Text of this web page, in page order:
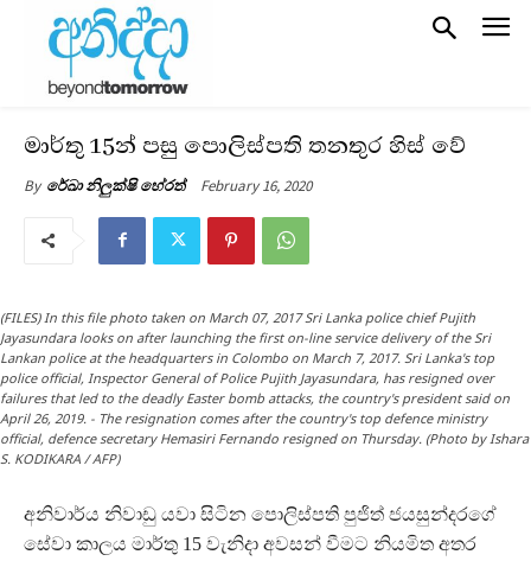
මාර්තු 15න් පසු පොලිස්පති තනතුර හිස් වේ
By රේඛා නිලුක්ෂි හේරත් February 16, 2020
(FILES) In this file photo taken on March 07, 2017 Sri Lanka police chief Pujith
Jayasundara looks on after launching the first on-line service delivery of the Sri
Lankan police at the headquarters in Colombo on March 7, 2017. Sri Lanka's top
police official, Inspector General of Police Pujith Jayasundara, has resigned over
failures that led to the deadly Easter bomb attacks, the country's president said on
April 26, 2019. - The resignation comes after the country's top defence ministry
official, defence secretary Hemasiri Fernando resigned on Thursday. (Photo by Ishara
S. KODIKARA / AFP)
අනිවාර්ය නිවාඩු යවා සිටින පොලිස්පති පුජිත් ජයසුන්දරගේ
සේවා කාලය මාර්තු 15 වැනිදා අවසන් වීමට නියමිත අතර